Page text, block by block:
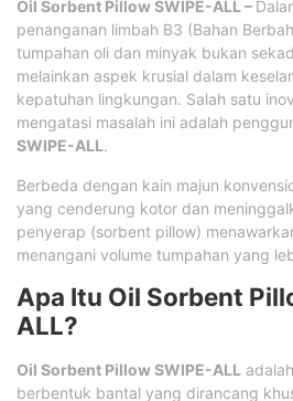
Oil Sorbent Pillow SWIPE-ALL –
penanganan limbah B3 (Bahan
tumpahan oli dan minyak bukan
melainkan aspek krusial dalam
kepatuhan lingkungan. Salah satu
mengatasi masalah ini adalah
SWIPE-ALL.
Berbeda dengan kain majun
yang cenderung kotor dan
penyerap (sorbent pillow)
menangani volume tumpahan yang
Apa Itu Oil Sorbent
ALL?
Oil Sorbent Pillow SWIPE-ALL
berbentuk bantal yang dirancang